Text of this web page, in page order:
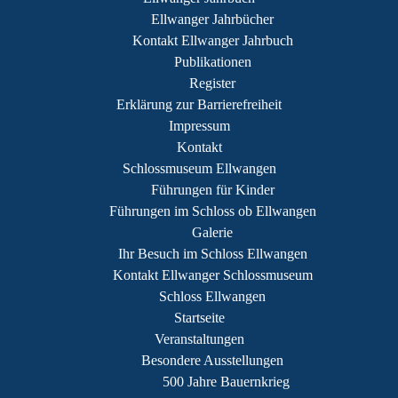
Ellwanger Jahrbücher
Kontakt Ellwanger Jahrbuch
Publikationen
Register
Erklärung zur Barrierefreiheit
Impressum
Kontakt
Schlossmuseum Ellwangen
Führungen für Kinder
Führungen im Schloss ob Ellwangen
Galerie
Ihr Besuch im Schloss Ellwangen
Kontakt Ellwanger Schlossmuseum
Schloss Ellwangen
Startseite
Veranstaltungen
Besondere Ausstellungen
500 Jahre Bauernkrieg